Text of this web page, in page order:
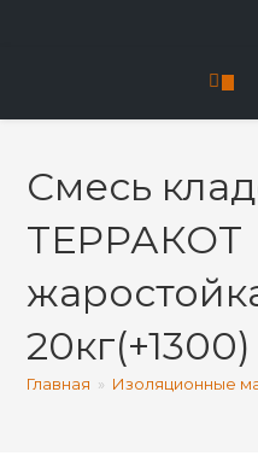
Смесь
ТЕРРАКОТ
20кг(+1300)
Главная » Изоляционные